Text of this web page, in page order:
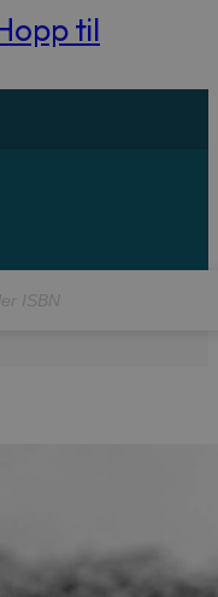
til